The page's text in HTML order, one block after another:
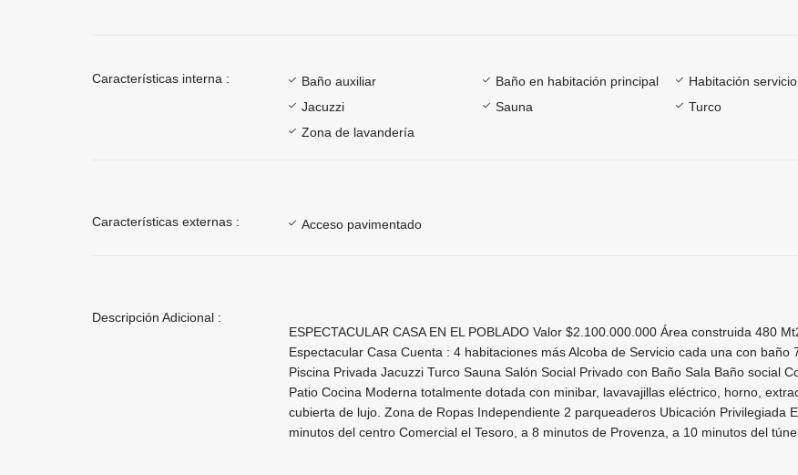
Características interna : Baño auxiliar Baño en habitación principal
Habitación servicio
Jacuzzi
Sauna
Turco
Zona de lavandería
Características externas : Acceso pavimentado
Descripción Adicional :
ESPECTACULAR CASA EN EL POBLADO Valor $2.100.000.000 Área construida 480
Espectacular Casa Cuenta : 4 habitaciones más Alcoba de Servicio cada una con baño
Piscina Privada Jacuzzi Turco Sauna Salón Social Privado con Baño Sala Baño social
Patio Cocina Moderna totalmente dotada con minibar, lavavajillas eléctrico, horno,
cubierta de lujo. Zona de Ropas Independiente 2 parqueaderos Ubicación Privilegiada
minutos del centro Comercial el Tesoro, a 8 minutos de Provenza, a 10 minutos del